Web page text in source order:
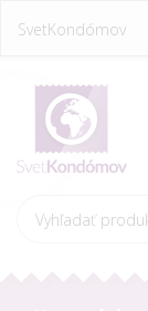
SvetKondómov